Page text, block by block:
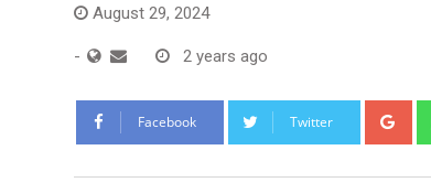
August 29, 2024
- 2 years ago
Facebook Twitter